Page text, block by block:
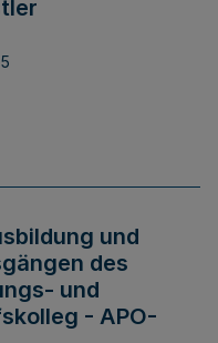
und
des
und
- APO-